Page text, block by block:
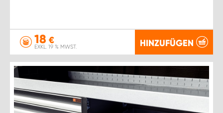
18 €
EXKL. 19 % MWST. HINZUFÜGEN